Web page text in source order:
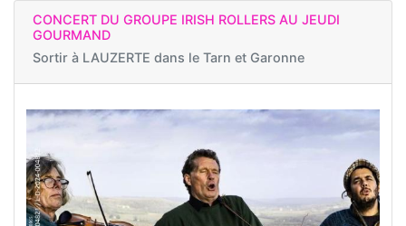
CONCERT DU GROUPE IRISH ROLLERS AU JEUDI
GOURMAND
Sortir à LAUZERTE dans le Tarn et Garonne